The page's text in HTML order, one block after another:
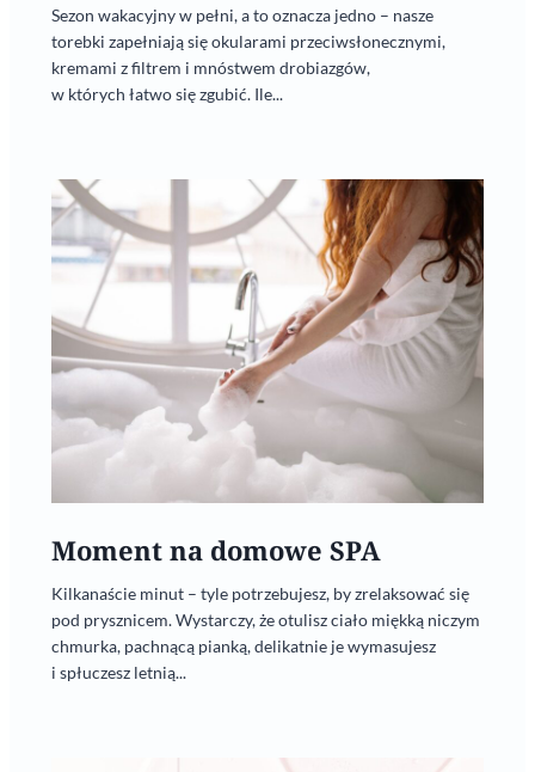
Sezon wakacyjny w pełni, a to oznacza jedno – nasze
torebki zapełniają się okularami przeciwsłonecznymi,
kremami z filtrem i mnóstwem drobiazgów,
w których łatwo się zgubić. Ile...
Moment na domowe SPA
Kilkanaście minut – tyle potrzebujesz, by zrelaksować się
pod prysznicem. Wystarczy, że otulisz ciało miękką niczym
chmurka, pachnącą pianką, delikatnie je wymasujesz
i spłuczesz letnią...